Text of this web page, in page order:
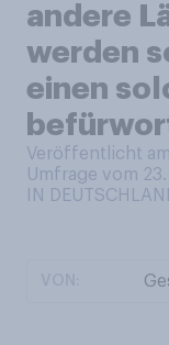
andere
werden
einen
Veröffentlicht am
Umfrage vom
IN